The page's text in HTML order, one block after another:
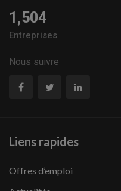
1,504
Entreprises
Nous suivre
Liens rapides
Offres d’emploi